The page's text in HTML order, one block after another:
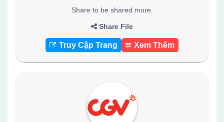
Share to be shared more.
Share File
Truy Cập Trang Xem Thêm